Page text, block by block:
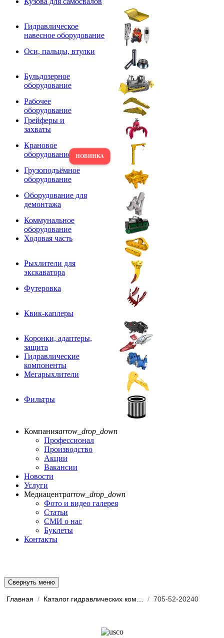
Гидравлическое
навесное оборудование
Оси, пальцы, втулки
Бульдозерное
оборудование
Рабочее
оборудование
Грейферы и
захваты
Крановое
оборудование
Грузоподъёмное
оборудование
Оборудование для
демонтажа
Коммунальное
оборудование
Ходовая часть
Рыхлители для
экскаватора
Футеровка
Квик-каплеры
Коронки, адаптеры,
защита
Гидравлические
компоненты
Мегарыхлители
Фильтры
Компанияarrow_drop_down
Профессионал
Производство
Акции
Вакансии
Новости
Услуги
Медиацентрarrow_drop_down
Фото и видео галерея
Статьи
СМИ о нас
Буклеты
Контакты
Свернуть меню
Главная / / 705-52-20240